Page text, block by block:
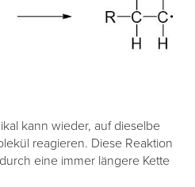
kann wieder, auf dieselbe
reagieren. Diese Reaktion
eine immer längere Kette